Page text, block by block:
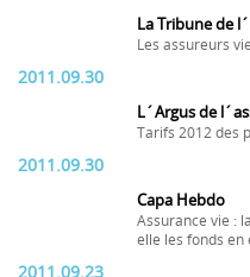
La Tribune de
Les assureurs
2011.09.30
L´Argus de
Tarifs 2012 des
2011.09.30
Capa Hebdo
Assurance vie :
elle les fonds en
2011.09.23